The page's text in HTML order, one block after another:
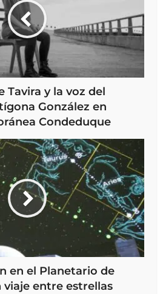
Tavira y la voz del
González en
Condeduque
en el Planetario de
viaje entre estrellas